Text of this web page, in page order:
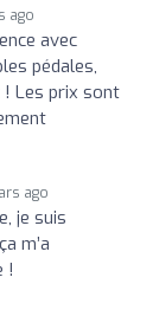
ago
avec
pédales,
! Les prix sont
ago
je suis
m’a
!